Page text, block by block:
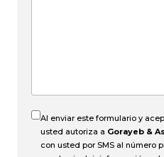
Al enviar este formulario y
usted autoriza a Gorayeb &
con usted por SMS al número